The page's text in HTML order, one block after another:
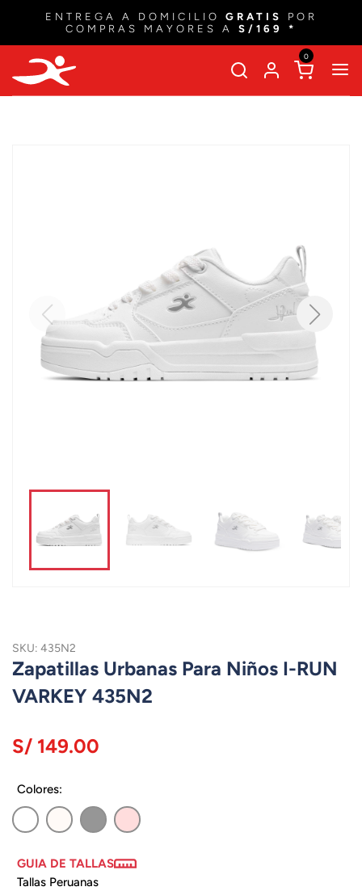
ENTREGA A DOMICILIO GRATIS
POR
COMPRAS MAYORES A S/169 *
0
SKU: 435N2
Zapatillas Urbanas Para Niños I-RUN
VARKEY 435N2
S/ 149.00
Colores:
GUIA DE TALLAS
Tallas Peruanas